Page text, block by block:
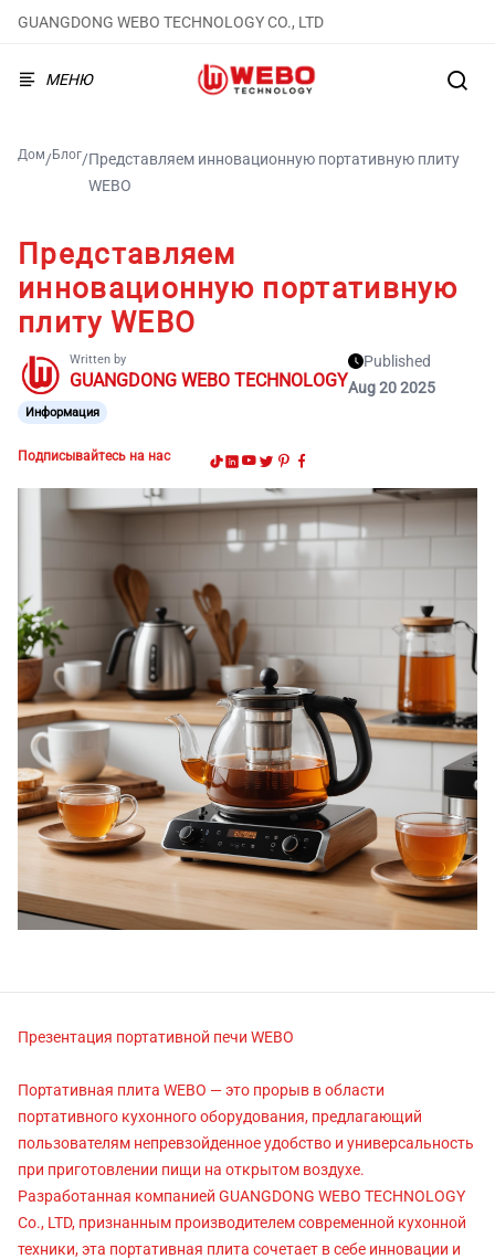
GUANGDONG WEBO TECHNOLOGY CO., LTD
МЕНЮ
Дом/Блог/Представляем инновационную портативную плиту
WEBO
Представляем
инновационную портативную
плиту WEBO
Written by
GUANGDONG WEBO TECHNOLOGY
Published
Aug 20 2025
Информация
Подписывайтесь на нас
Презентация портативной печи WEBO
Портативная плита WEBO — это прорыв в области
портативного кухонного оборудования, предлагающий
пользователям непревзойденное удобство и универсальность
при приготовлении пищи на открытом воздухе.
Разработанная компанией GUANGDONG WEBO TECHNOLOGY
Co., LTD, признанным производителем современной кухонной
техники, эта портативная плита сочетает в себе инновации и